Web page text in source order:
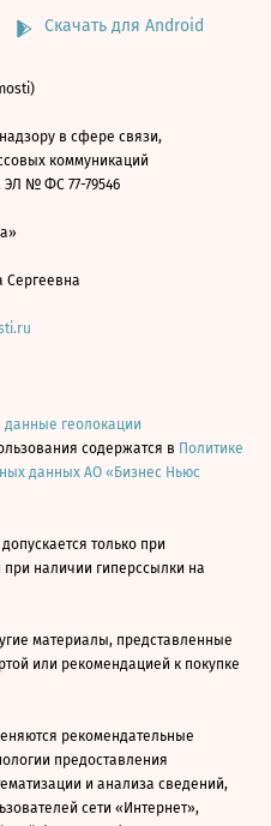
Скачать для Android
в сфере связи,
коммуникаций
ЭЛ № ФС 77-79546
Сергеевна
данные геолокации
содержатся в Политике
данных АО «Бизнес Ньюс
только при
при наличии гиперссылки на
материалы, представленные
или рекомендацией к покупке
рекомендательные
предоставления
и анализа сведений,
сети «Интернет»,